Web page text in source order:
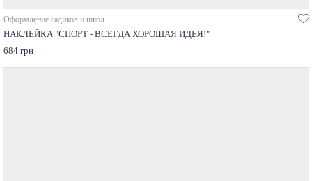
Оформление садиков и школ
НАКЛЕЙКА "СПОРТ - ВСЕГДА ХОРОШАЯ ИДЕЯ!"
684 грн